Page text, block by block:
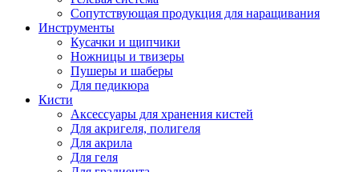
Сопутствующая продукция для наращивания
Инструменты
Кусачки и щипчики
Ножницы и твизеры
Пушеры и шаберы
Для педикюра
Кисти
Аксессуары для хранения кистей
Для акригеля, полигеля
Для акрила
Для геля